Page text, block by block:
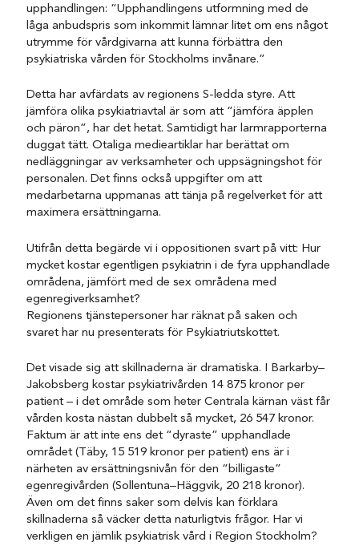
upphandlingen: “Upphandlingens utformning med de
låga anbudspris som inkommit lämnar litet om ens något
utrymme för vårdgivarna att kunna förbättra den
psykiatriska vården för Stockholms invånare.”
Detta har avfärdats av regionens S-ledda styre. Att
jämföra olika psykiatriavtal är som att “jämföra äpplen
och päron”, har det hetat. Samtidigt har larmrapporterna
duggat tätt. Otaliga medieartiklar har berättat om
nedläggningar av verksamheter och uppsägningshot för
personalen. Det finns också uppgifter om att
medarbetarna uppmanas att tänja på regelverket för att
maximera ersättningarna.
Utifrån detta begärde vi i oppositionen svart på vitt: Hur
mycket kostar egentligen psykiatrin i de fyra upphandlade
områdena, jämfört med de sex områdena med
egenregiverksamhet?
Regionens tjänstepersoner har räknat på saken och
svaret har nu presenterats för Psykiatriutskottet.
Det visade sig att skillnaderna är dramatiska. I Barkarby–
Jakobsberg kostar psykiatrivården 14 875 kronor per
patient – i det område som heter Centrala kärnan väst får
vården kosta nästan dubbelt så mycket, 26 547 kronor.
Faktum är att inte ens det “dyraste” upphandlade
området (Täby, 15 519 kronor per patient) ens är i
närheten av ersättningsnivån för den “billigaste”
egenregivården (Sollentuna–Häggvik, 20 218 kronor).
Även om det finns saker som delvis kan förklara
skillnaderna så väcker detta naturligtvis frågor. Har vi
verkligen en jämlik psykiatrisk vård i Region Stockholm?